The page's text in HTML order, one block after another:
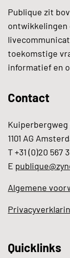
Publique zit
ontwikkelingen
toekomstige
informatief en
Contact
Kuiperbergweg
1101 AG
T +31 (0)20 567
E
Algemene
Quicklinks